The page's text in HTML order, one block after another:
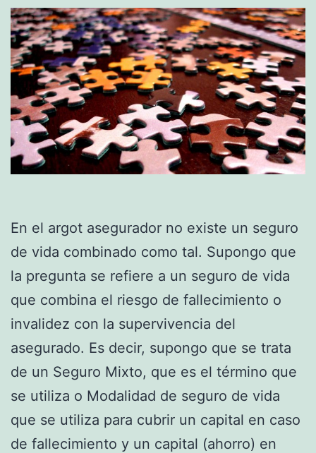
En el argot asegurador no existe un seguro
de vida combinado como tal. Supongo que
la pregunta se refiere a un seguro de vida
que combina el riesgo de fallecimiento o
invalidez con la supervivencia del
asegurado. Es decir, supongo que se trata
de un Seguro Mixto, que es el término que
se utiliza o Modalidad de seguro de vida
que se utiliza para cubrir un capital en caso
de fallecimiento y un capital (ahorro) en